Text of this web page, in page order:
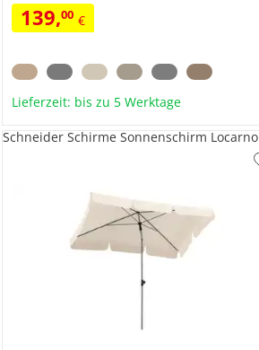
139,00 €
Lieferzeit: bis zu 5 Werktage
Schneider Schirme Sonnenschirm Locarno